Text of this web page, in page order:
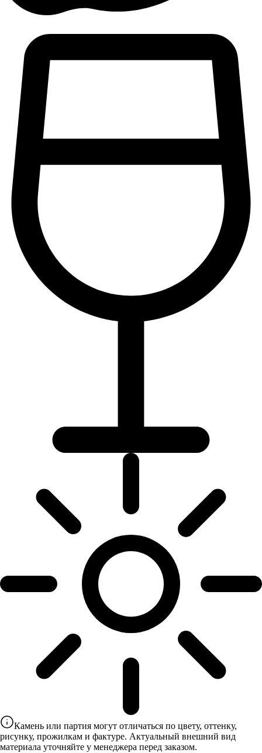
Камень или партия могут отличаться по цвету, оттенку,
рисунку, прожилкам и фактуре. Актуальный внешний вид
материала уточняйте у менеджера перед заказом.